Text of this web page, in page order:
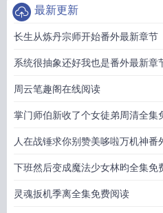
最新更新
长生从炼丹宗师开始番外最新章节
系统很抽象还好我也是番外最新章
周云笔趣阁在线阅读
掌门师伯新收了个女徒弟周清全集
人在战锤求你别赞美哆啦万机神番
下班然后变成魔法少女林昀全集免
灵魂扳机季离全集免费阅读